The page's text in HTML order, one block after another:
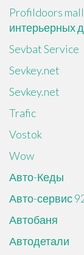
Profildoors
интерьерных
Sevbat Service
Sevkey.net
Sevkey.net
Trafic
Vostok
Wow
Авто-Кеды
Авто-сервис
Автобаня
Автодетали